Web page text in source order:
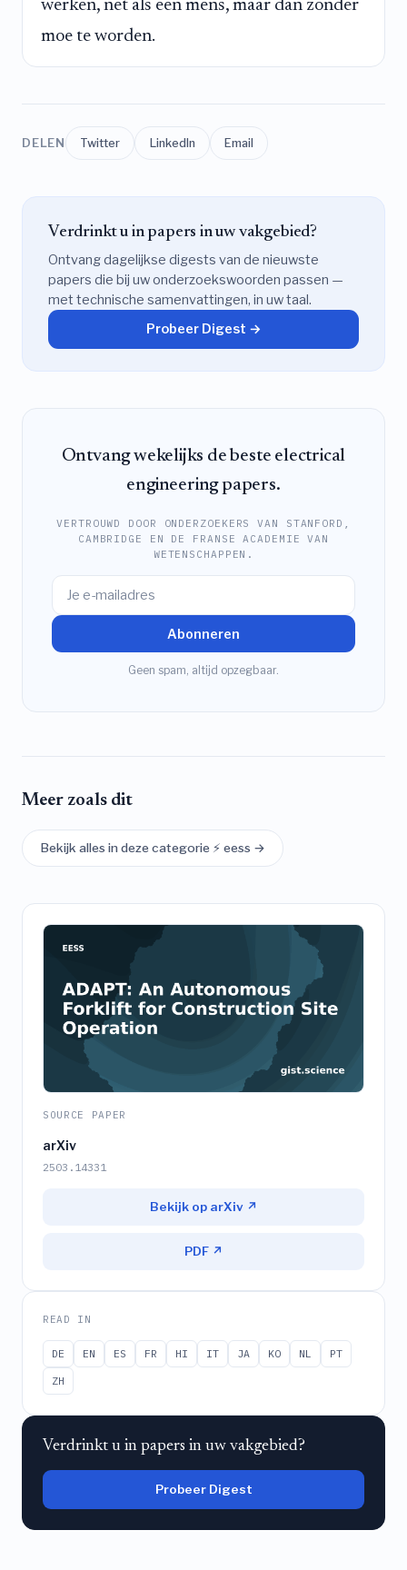
werken, net als een mens, maar dan zonder
moe te worden.
DELEN Twitter LinkedIn Email
Verdrinkt u in papers in uw vakgebied?
Ontvang dagelijkse digests van de nieuwste
papers die bij uw onderzoekswoorden passen —
met technische samenvattingen, in uw taal.
Probeer Digest →
Ontvang wekelijks de beste electrical
engineering papers.
VERTROUWD DOOR ONDERZOEKERS VAN STANFORD,
CAMBRIDGE EN DE FRANSE ACADEMIE VAN
WETENSCHAPPEN.
Abonneren
Geen spam, altijd opzegbaar.
Meer zoals dit
Bekijk alles in deze categorie ⚡ eess →
SOURCE PAPER
arXiv
2503.14331
Bekijk op arXiv ↗
PDF ↗
READ IN
DE EN ES FR HI IT JA KO NL
PT
ZH
Verdrinkt u in papers in uw vakgebied?
Probeer Digest